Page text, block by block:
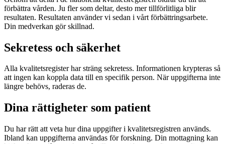
förbättra vården. Ju fler som deltar, desto mer tillförlitliga blir
resultaten. Resultaten använder vi sedan i vårt förbättringsarbete.
Din medverkan gör skillnad.
Sekretess och säkerhet
Alla kvalitetsregister har sträng sekretess. Informationen krypteras så
att ingen kan koppla data till en specifik person. När uppgifterna inte
längre behövs, raderas de.
Dina rättigheter som patient
Du har rätt att veta hur dina uppgifter i kvalitetsregistren används.
Ibland kan uppgifterna användas för forskning. Din mottagning kan